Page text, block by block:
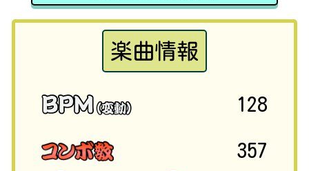
楽曲情報
128
357